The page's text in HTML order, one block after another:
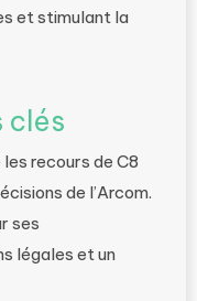
et stimulant la
clés
recours de C8
de l’Arcom.
ses
légales et un